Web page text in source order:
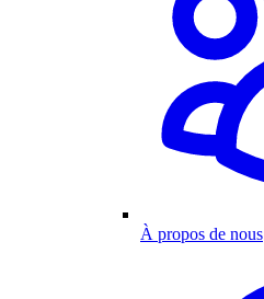
À propos de nous